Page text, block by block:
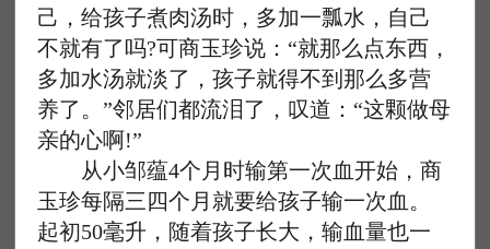
己，给孩子煮肉汤时，多加一瓢水，自己
不就有了吗?可商玉珍说：“就那么点东西，
多加水汤就淡了，孩子就得不到那么多营
养了。”邻居们都流泪了，叹道：“这颗做母
亲的心啊!”
从小邹蕴4个月时输第一次血开始，商
玉珍每隔三四个月就要给孩子输一次血。
起初50毫升，随着孩子长大，输血量也一